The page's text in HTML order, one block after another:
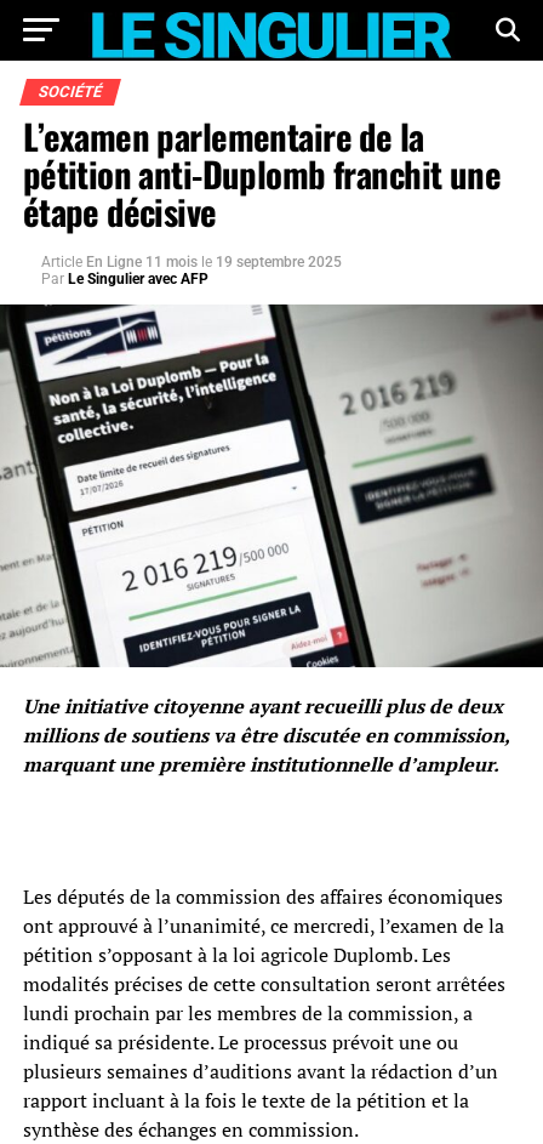
SOCIÉTÉ
L’examen parlementaire de la
pétition anti-Duplomb franchit une
étape décisive
Article En Ligne 11 mois le 19 septembre 2025
Par Le Singulier avec AFP
Une initiative citoyenne ayant recueilli plus de deux
millions de soutiens va être discutée en commission,
marquant une première institutionnelle d’ampleur.
Les députés de la commission des affaires économiques
ont approuvé à l’unanimité, ce mercredi, l’examen de la
pétition s’opposant à la loi agricole Duplomb. Les
modalités précises de cette consultation seront arrêtées
lundi prochain par les membres de la commission, a
indiqué sa présidente. Le processus prévoit une ou
plusieurs semaines d’auditions avant la rédaction d’un
rapport incluant à la fois le texte de la pétition et la
synthèse des échanges en commission.